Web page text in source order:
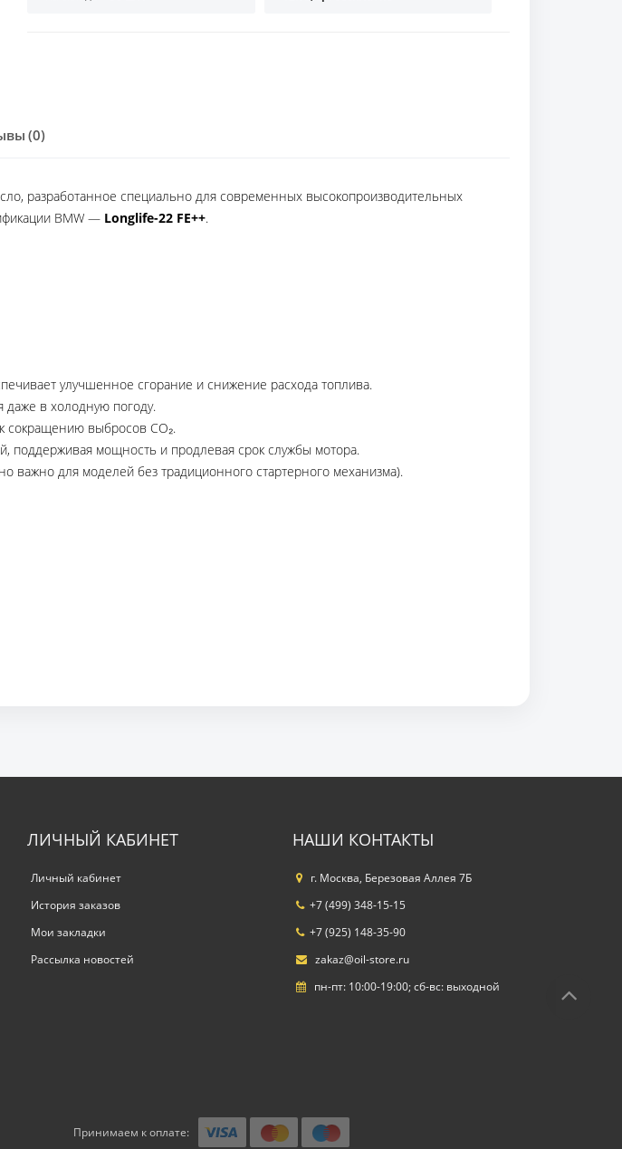
(0)
разработанное специально для современных высокопроизводительных
BMW — Longlife-22 FE++.
улучшенное сгорание и снижение расхода топлива.
даже в холодную погоду.
сокращению выбросов CO₂.
поддерживая мощность и продлевая срок службы мотора.
важно для моделей без традиционного стартерного механизма).
ЛИЧНЫЙ КАБИНЕТ
Личный кабинет
История заказов
Мои закладки
Рассылка новостей
НАШИ КОНТАКТЫ
г. Москва, Березовая Аллея 7Б
+7 (499) 348-15-15
+7 (925) 148-35-90
zakaz@oil-store.ru
пн-пт: 10:00-19:00; сб-вс: выходной
Принимаем к оплате: